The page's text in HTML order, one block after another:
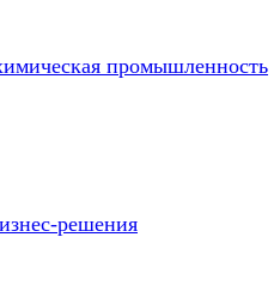
промышленность
решения